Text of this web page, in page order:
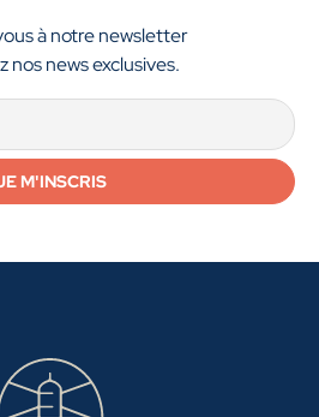
à notre newsletter
nos news exclusives.